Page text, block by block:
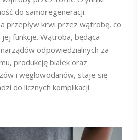
do samoregeneracji.
przepływ krwi przez wątrobę, co
funkcje. Wątroba, będąca
odpowiedzialnych za
produkcję białek oraz
i węglowodanów, staje się
do licznych komplikacji